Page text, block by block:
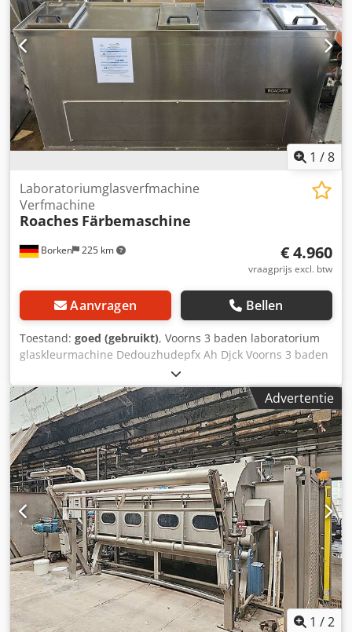
1 /8
Borken 225 km
Laboratoriumglasverfmachine
Verfmachine
Roaches Färbemaschine
€ 4.960
vraagprijs excl. btw
Aanvragen Bellen
Toestand: goed (gebruikt), Voorns 3 baden laboratorium
glaskleurmachine Dedouzhudepfx Ah Djck Voorns 3 baden
laboratorium kleurmachine 240 V 6500 W 10 A HxBxD= 920
x 1760 x 450 mm Financiering via onze bank is ook
mogelijk. komplett-konzept.leasingo.de Meer artikelen in
andere maten - nieuw en gebruikt - vind je in onze shop!
Internationale verzendkosten op aanvraag!
Advertentie
1 /2